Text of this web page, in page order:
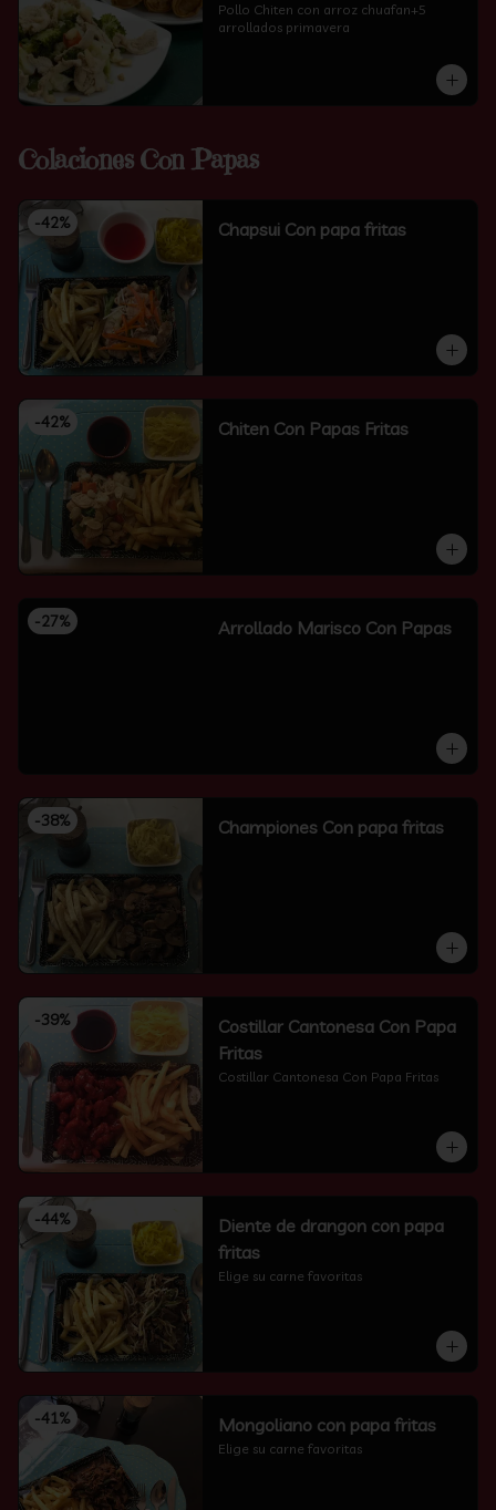
primavera
Pollo Chiten con arroz chuafan+5
arrollados primavera
Colaciones Con Papas
-42% Chapsui Con papa fritas
-42% Chiten Con Papas Fritas
-27% Arrollado Marisco Con Papas
-38% Championes Con papa fritas
-39%
Costillar Cantonesa Con Papa
Fritas
Costillar Cantonesa Con Papa Fritas
-44%
Diente de drangon con papa
fritas
Elige su carne favoritas
-41% Mongoliano con papa fritas
Elige su carne favoritas